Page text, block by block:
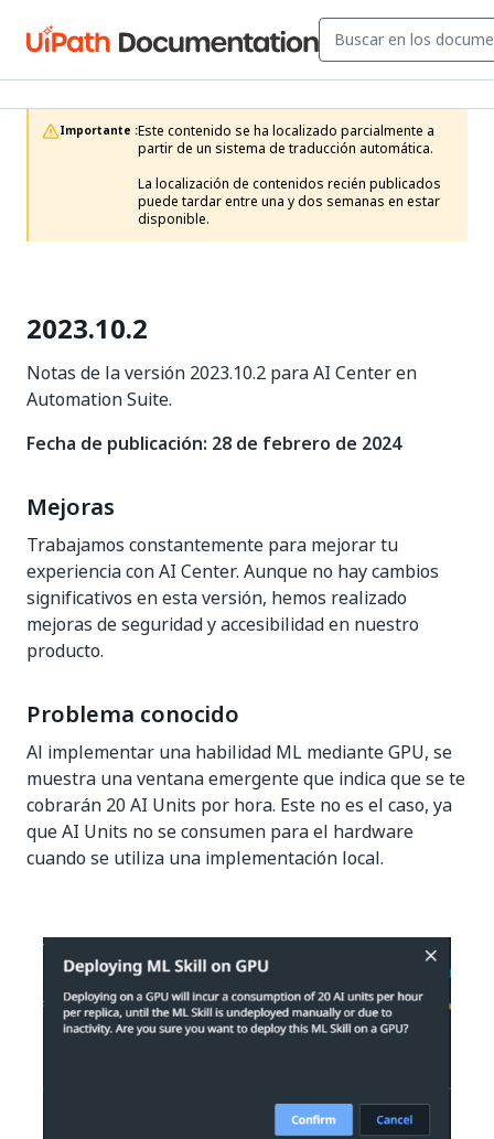
Importante :Este contenido se ha localizado parcialmente a
partir de un sistema de traducción automática.
La localización de contenidos recién publicados
puede tardar entre una y dos semanas en estar
disponible.
2023.10.2
Notas de la versión 2023.10.2 para AI Center en
Automation Suite.
Fecha de publicación: 28 de febrero de 2024
Mejoras
Trabajamos constantemente para mejorar tu
experiencia con AI Center. Aunque no hay cambios
significativos en esta versión, hemos realizado
mejoras de seguridad y accesibilidad en nuestro
producto.
Problema conocido
Al implementar una habilidad ML mediante GPU, se
muestra una ventana emergente que indica que se te
cobrarán 20 AI Units por hora. Este no es el caso, ya
que AI Units no se consumen para el hardware
cuando se utiliza una implementación local.